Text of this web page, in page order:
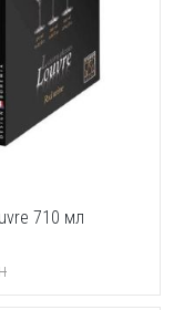
710 мл